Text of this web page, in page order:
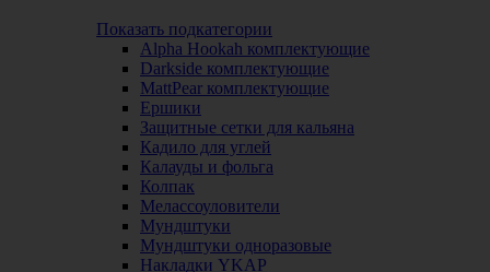
Показать подкатегории
Alpha Hookah комплектующие
Darkside комплектующие
MattPear комплектующие
Ершики
Защитные сетки для кальяна
Кадило для углей
Калауды и фольга
Колпак
Мелассоуловители
Мундштуки
Мундштуки одноразовые
Накладки YKAP